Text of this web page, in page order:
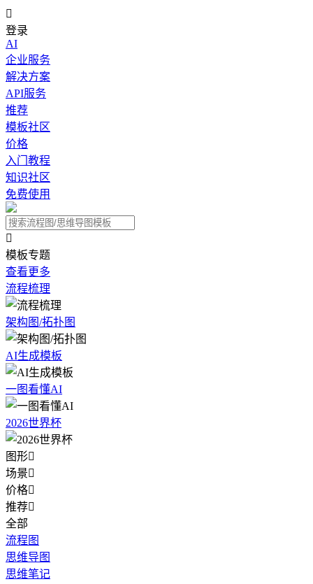

登录
AI
企业服务
解决方案
API服务
推荐
模板社区
价格
入门教程
知识社区
免费使用

模板专题
查看更多
流程梳理
架构图/拓扑图
AI生成模板
一图看懂AI
2026世界杯
图形
场景
价格
推荐
全部
流程图
思维导图
思维笔记